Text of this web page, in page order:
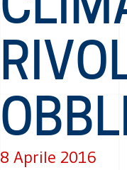
8 Aprile 2016